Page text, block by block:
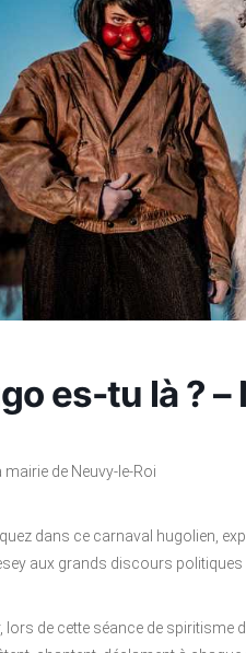
es-tu là ? –
mairie de Neuvy-le-Roi
dans ce carnaval hugolien,
aux grands discours politiques
lors de cette séance de